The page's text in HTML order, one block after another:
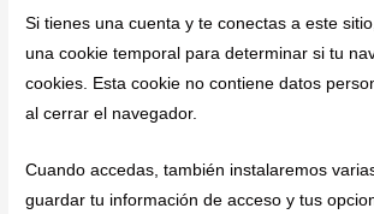
Si tienes una cuenta y te conectas a este
una cookie temporal para determinar si tu
cookies. Esta cookie no contiene datos
al cerrar el navegador.
Cuando accedas, también instalaremos
guardar tu información de acceso y tus